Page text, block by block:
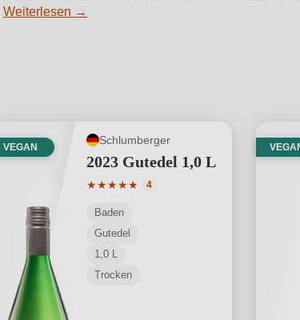
Weiterlesen →
VEGAN
Schlumberger
2023 Gutedel 1,0 L
★★★★★
Durchschnittliche Bewertung von 5
4
Baden
Gutedel
1,0 L
Trocken